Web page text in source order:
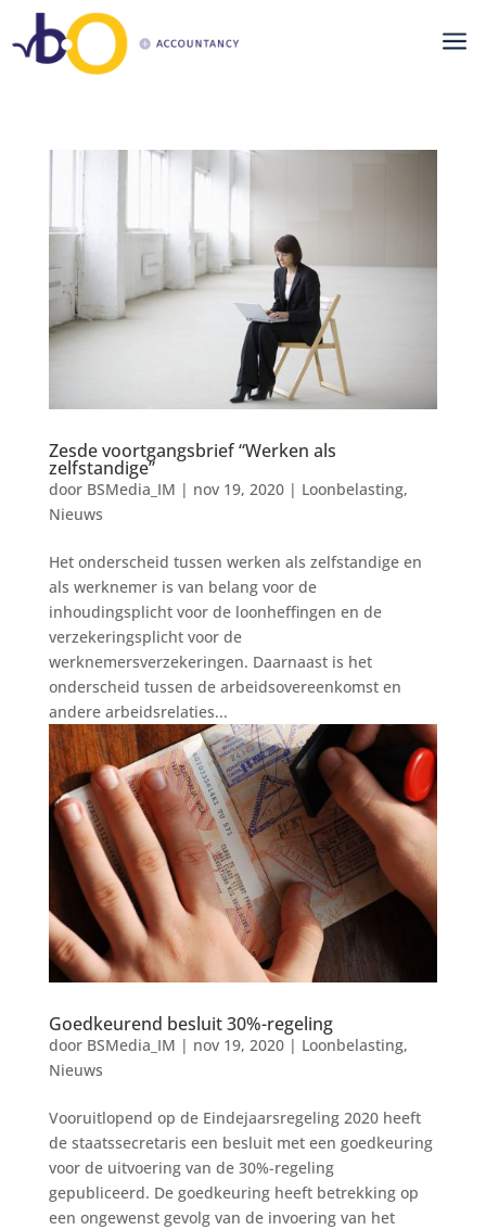
a
Zesde voortgangsbrief “Werken als
zelfstandige”
door BSMedia_IM | nov 19, 2020| Loonbelasting,
Nieuws
Het onderscheid tussen werken als zelfstandige en
als werknemer is van belang voor de
inhoudingsplicht voor de loonheffingen en de
verzekeringsplicht voor de
werknemersverzekeringen. Daarnaast is het
onderscheid tussen de arbeidsovereenkomst en
andere arbeidsrelaties...
Goedkeurend besluit 30%-regeling
door BSMedia_IM | nov 19, 2020| Loonbelasting,
Nieuws
Vooruitlopend op de Eindejaarsregeling 2020 heeft
de staatssecretaris een besluit met een goedkeuring
voor de uitvoering van de 30%-regeling
gepubliceerd. De goedkeuring heeft betrekking op
een ongewenst gevolg van de invoering van het